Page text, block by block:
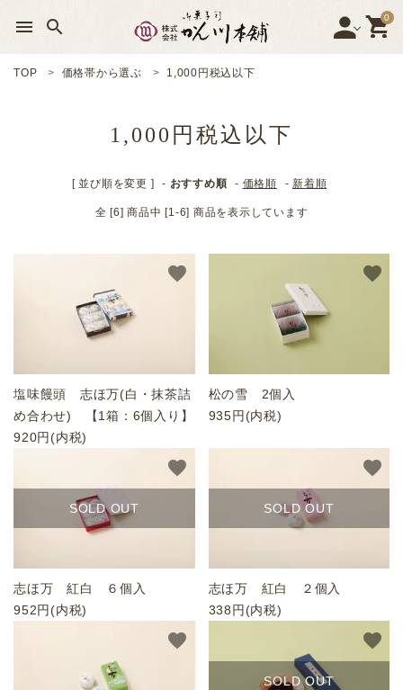
menu search 0
赤穂名産 志ほみ羹
銘菓詰め合わせ
価格帯から選ぶ
ACCOUNT MENU
ようこそ ゲスト 様
meeting_room ログイン 新規会員登録
TOP 価格帯から選ぶ 1,000円税込以下
1,000円税込以下
[ 並び順を変更 ] - おすすめ順 - 価格順 - 新着順
全 [6] 商品中 [1-6] 商品を表示しています
塩味饅頭 志ほ万(白・抹茶詰
め合わせ) 【1箱：6個入り】
920円(内税)
favorite
松の雪 2個入
935円(内税)
favorite
SOLD OUT
志ほ万 紅白 ６個入
952円(内税)
favorite
SOLD OUT
志ほ万 紅白 ２個入
338円(内税)
favorite
favorite
SOLD OUT
favorite